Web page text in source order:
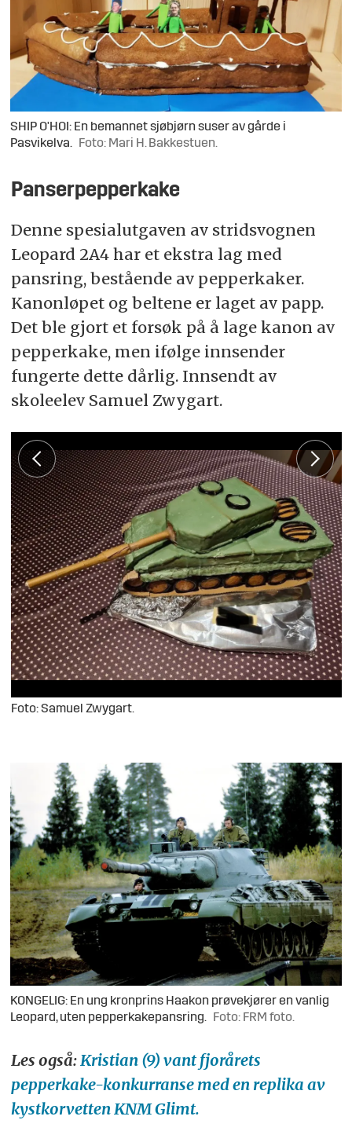
SHIP O'HOI: En bemannet sjøbjørn suser av gårde i
Pasvikelva. Foto: Mari H. Bakkestuen.
Panserpepperkake
Denne spesialutgaven av stridsvognen
Leopard 2A4 har et ekstra lag med
pansring, bestående av pepperkaker.
Kanonløpet og beltene er laget av papp.
Det ble gjort et forsøk på å lage kanon av
pepperkake, men ifølge innsender
fungerte dette dårlig. Innsendt av
skoleelev Samuel Zwygart.
Foto: Samuel Zwygart.
KONGELIG: En ung kronprins Haakon prøvekjører en vanlig
Leopard, uten pepperkakepansring.
Foto: FRM foto.
Les også: Kristian (9) vant fjorårets
pepperkake-konkurranse med en replika av
kystkorvetten KNM Glimt.